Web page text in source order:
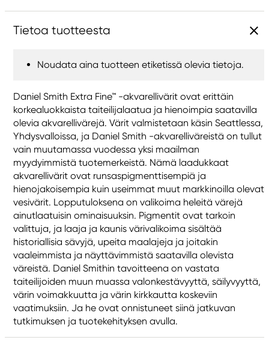
Tietoa tuotteesta
Noudata aina tuotteen etiketissä olevia tietoja.
Daniel Smith Extra Fine™ -akvarellivärit ovat erittäin
korkealuokkaista taiteilijalaatua ja hienoimpia saatavilla
olevia akvarellivärejä. Värit valmistetaan käsin Seattlessa,
Yhdysvalloissa, ja Daniel Smith -akvarelliväreistä on tullut
vain muutamassa vuodessa yksi maailman
myydyimmistä tuotemerkeistä. Nämä laadukkaat
akvarellivärit ovat runsaspigmenttisempiä ja
hienojakoisempia kuin useimmat muut markkinoilla olevat
vesivärit. Lopputuloksena on valikoima heleitä värejä
ainutlaatuisin ominaisuuksin. Pigmentit ovat tarkoin
valittuja, ja laaja ja kaunis värivalikoima sisältää
historiallisia sävyjä, upeita maalajeja ja joitakin
vaaleimmista ja näyttävimmistä saatavilla olevista
väreistä. Daniel Smithin tavoitteena on vastata
taiteilijoiden muun muassa valonkestävyyttä, säilyvyyttä,
värin voimakkuutta ja värin kirkkautta koskeviin
vaatimuksiin. Ja he ovat onnistuneet siinä jatkuvan
tutkimuksen ja tuotekehityksen avulla.